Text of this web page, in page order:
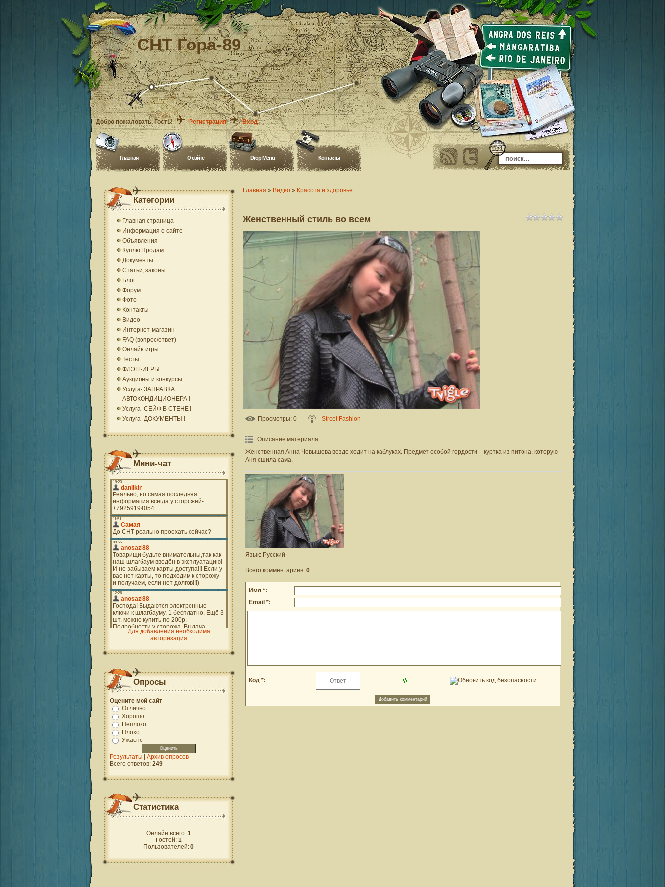
СНТ Гора-89
Добро пожаловать, Гость! Регистрация Вход
Главная O сайте Drop Menu Контакты
Главная » Видео » Красота и здоровье
Женственный стиль во всем
Просмотры: 0 Street Fashion
Описание материала:
Женственная Анна Чевышева везде ходит на каблуках. Предмет особой гордости – куртка из питона, которую
Аня сшила сама.
Язык: Русский
Всего комментариев: 0
Имя *:
Email *:
Код *:
Категории
Главная страница
Информация о сайте
Объявления
Куплю Продам
Документы
Статьи, законы
Блог
Форум
Фото
Контакты
Видео
Интернет-магазин
FAQ (вопрос/ответ)
Онлайн игры
Тесты
ФЛЭШ-ИГРЫ
Аукционы и конкурсы
Услуга- ЗАПРАВКА
АВТОКОНДИЦИОНЕРА !
Услуга- СЕЙФ В СТЕНЕ !
Услуга- ДОКУМЕНТЫ !
Мини-чат
Для добавления необходима
авторизация
Опросы
Оцените мой сайт
Отлично
Хорошо
Неплохо
Плохо
Ужасно
Результаты | Архив опросов
Всего ответов: 249
Статистика
Онлайн всего: 1
Гостей: 1
Пользователей: 0